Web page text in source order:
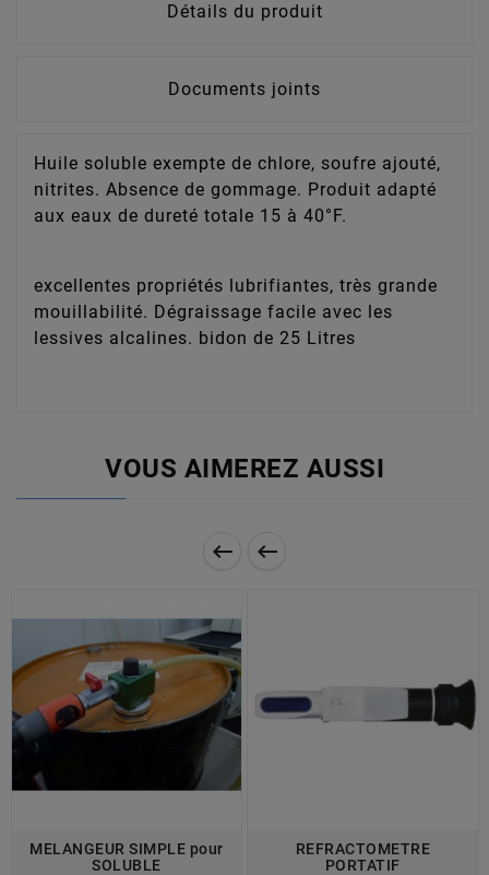
Détails du produit
Documents joints
Huile soluble exempte de chlore, soufre ajouté,
nitrites. Absence de gommage. Produit adapté
aux eaux de dureté totale 15 à 40°F.
excellentes propriétés lubrifiantes, très grande
mouillabilité. Dégraissage facile avec les
lessives alcalines. bidon de 25 Litres
VOUS AIMEREZ AUSSI
 
MELANGEUR SIMPLE pour
SOLUBLE
REFRACTOMETRE
PORTATIF